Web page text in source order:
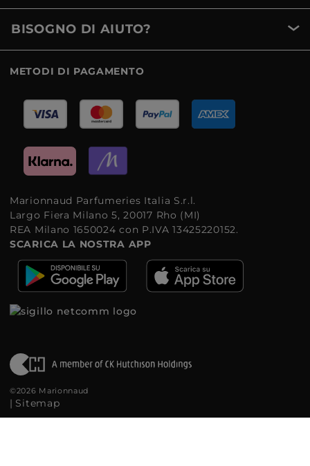
BISOGNO DI AIUTO?
METODI DI PAGAMENTO
Marionnaud Parfumeries Italia S.r.l.
Largo Fiera Milano 5, 20017 Rho (MI)
REA Milano 1650024 con P.IVA 13425220152.
SCARICA LA NOSTRA APP
©2026 Marionnaud
| Sitemap